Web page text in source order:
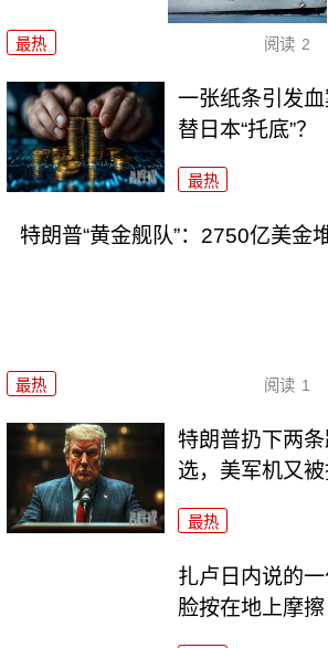
最热 阅读 2
一张纸条引发
替日本“托底”？
最热
特朗普“黄金舰队”：2750亿美金
最热 阅读 1
特朗普扔下两
选，美军机又
最热
扎卢日内说的
脸按在地上摩擦